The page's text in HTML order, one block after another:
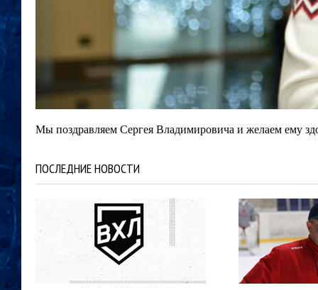
Мы поздравляем Сергея Владимировича и желаем ему
ПОСЛЕДНИЕ НОВОСТИ